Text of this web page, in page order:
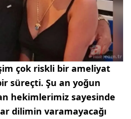
çok riskli bir ameliyat
süreçti. Şu an yoğun
hekimlerimiz sayesinde
dilimin varamayacağı